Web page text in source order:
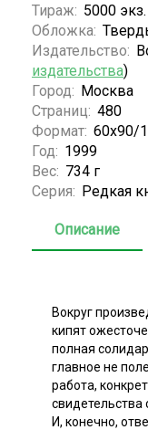
Тираж: 5000 экз.
Обложка:
Издательство:
издательства)
Город: Москва
Страниц: 480
Формат: 60х90/
Год: 1999
Вес: 734 г
Серия: Редкая
Описание
Вокруг
кипят
полная
главное не
работа,
свидетельства
И, конечно,